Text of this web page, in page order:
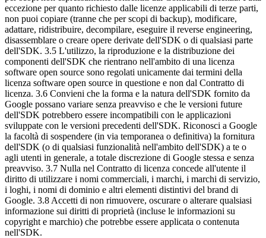
eccezione per quanto richiesto dalle licenze applicabili di terze parti,
non puoi copiare (tranne che per scopi di backup), modificare,
adattare, ridistribuire, decompilare, eseguire il reverse engineering,
disassemblare o creare opere derivate dell'SDK o di qualsiasi parte
dell'SDK. 3.5 L'utilizzo, la riproduzione e la distribuzione dei
componenti dell'SDK che rientrano nell'ambito di una licenza
software open source sono regolati unicamente dai termini della
licenza software open source in questione e non dal Contratto di
licenza. 3.6 Convieni che la forma e la natura dell'SDK fornito da
Google possano variare senza preavviso e che le versioni future
dell'SDK potrebbero essere incompatibili con le applicazioni
sviluppate con le versioni precedenti dell'SDK. Riconosci a Google
la facoltà di sospendere (in via temporanea o definitiva) la fornitura
dell'SDK (o di qualsiasi funzionalità nell'ambito dell'SDK) a te o
agli utenti in generale, a totale discrezione di Google stessa e senza
preavviso. 3.7 Nulla nel Contratto di licenza concede all'utente il
diritto di utilizzare i nomi commerciali, i marchi, i marchi di servizio,
i loghi, i nomi di dominio e altri elementi distintivi del brand di
Google. 3.8 Accetti di non rimuovere, oscurare o alterare qualsiasi
informazione sui diritti di proprietà (incluse le informazioni su
copyright e marchio) che potrebbe essere applicata o contenuta
nell'SDK.